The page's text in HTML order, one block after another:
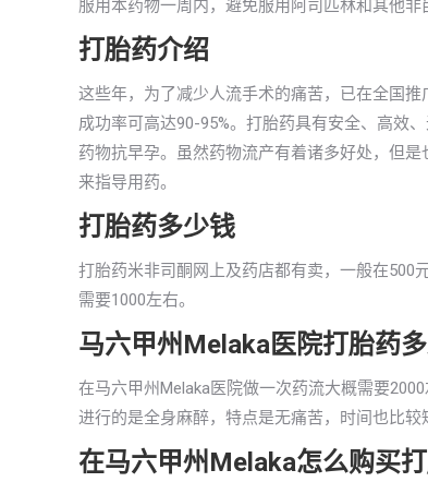
服用本药物一周内，避免服用阿司匹林和其他非
打胎药介绍
这些年，为了减少人流手术的痛苦，已在全国
成功率可高达90-95%。打胎药具有安全、高效
药物抗早孕。虽然药物流产有着诸多好处，但
来指导用药。
打胎药多少钱
打胎药米非司酮网上及药店都有卖，一般在500
需要1000左右。
马六甲州Melaka医院打胎药
在马六甲州Melaka医院做一次药流大概需要
进行的是全身麻醉，特点是无痛苦，时间也比较
在马六甲州Melaka怎么购买